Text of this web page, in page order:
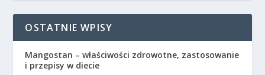
OSTATNIE WPISY
Mangostan – właściwości zdrowotne, zastosowanie
i przepisy w diecie